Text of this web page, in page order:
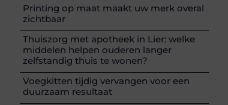
Printing op maat maakt uw merk overal
zichtbaar
Thuiszorg met apotheek in Lier: welke
middelen helpen ouderen langer
zelfstandig thuis te wonen?
Voegkitten tijdig vervangen voor een
duurzaam resultaat